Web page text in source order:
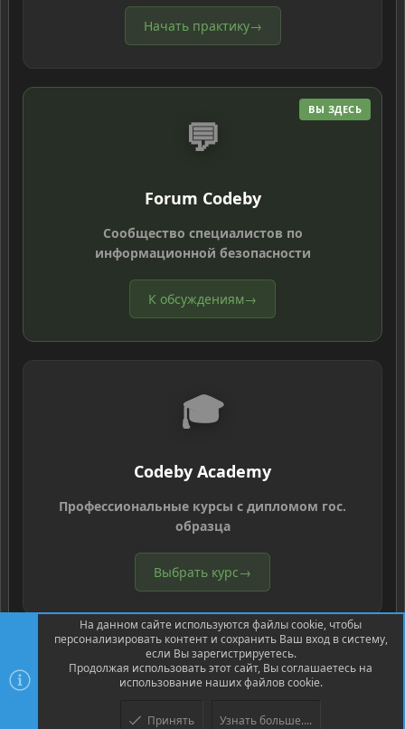
Начать практику→
ВЫ ЗДЕСЬ
💬
Forum Codeby
Сообщество специалистов по
информационной безопасности
К обсуждениям→
🎓
Codeby Academy
Профессиональные курсы с дипломом гос.
образца
Выбрать курс→
Community platform by XenForo ® © 2010-2026 XenForo Ltd.
© Jason Axelrod of 8WAYRUN
На данном сайте используются файлы cookie, чтобы
персонализировать контент и сохранить Ваш вход в систему,
если Вы зарегистрируетесь.
Продолжая использовать этот сайт, Вы соглашаетесь на
использование наших файлов cookie.
Принять Узнать больше....